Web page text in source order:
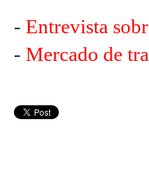
- Entrevista
- Mercado de